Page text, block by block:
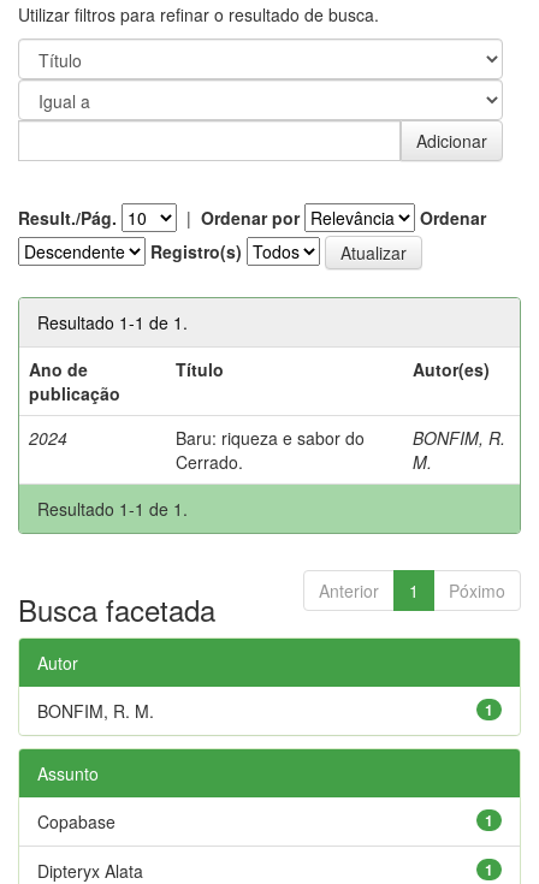
Utilizar filtros para refinar o resultado de busca.
Result./Pág. | Ordenar por
Ordenar
Registro(s)
Resultado 1-1 de 1.
Ano de
publicação
Título Autor(es)
2024
Baru: riqueza e sabor do
Cerrado.
BONFIM, R.
M.
Resultado 1-1 de 1.
Anterior 1 Póximo
Busca facetada
Autor
1
BONFIM, R. M.
Assunto
1
Copabase
1
Dipteryx Alata